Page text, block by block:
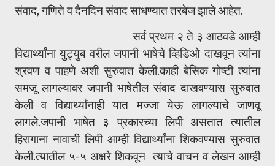
संवाद, गणिते व दैनदिन संवाद साधण्यात तरबेज झाले आहेत.
सर्व प्रथम २ ते ३ आठवडे आम्ही
विद्यार्थ्यांना युट्युब वरील जपानी भाषेचे व्हिडिओ दाखवून त्यांना
श्रवण व पाहणे अशी सुरुवात केली.काही बेसिक गोष्टी त्यांना
समजू लागल्यावर जपानी भाषेतील संवाद दाखवण्यास सुरुवात
केली व विद्यार्थ्यांनाही यात मज्जा येऊ लागल्याचे जाणवू
लागले.जपानी भाषेत ३ प्रकारच्या लिपी असतात त्यातील
हिरागाना नावाची लिपी आम्ही विद्यार्थ्यांना शिकवण्यास सुरुवात
केली.त्यातील ५-५ अक्षरे शिकवून त्याचे वाचन व लेखन आम्ही